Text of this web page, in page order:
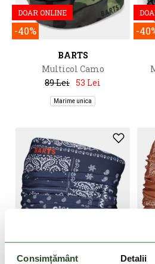
Consimțământ Detalii
DOAR ONLINE
-40%
BARTS
Multicol Camo
89 Lei 53 Lei
Marime unica
-
DOAR ONLINE